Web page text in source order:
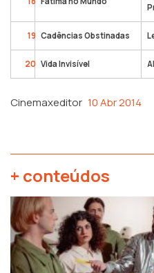
19 Cadências Obstinadas
20 Vida Invisível
Cinemaxeditor 10 Abr 2014
+ conteúdos